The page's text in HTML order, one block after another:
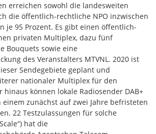
erreichen sowohl die landesweiten
die öffentlich-rechtliche NPO inzwischen
je 95 Prozent. Es gibt einen öffentlich-
privaten Multiplex, dazu fünf
Bouquets sowie eine
des Veranstalters MTVNL. 2020 ist
Sendegebiete geplant und
nationaler Multiplex für den
hinaus können lokale Radiosender DAB+
einem zunächst auf zwei Jahre befristeten
22 Testzulassungen für solche
hat die